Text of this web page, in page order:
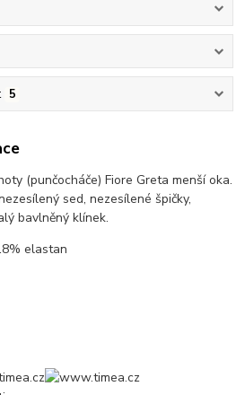
5
(punčocháče) Fiore Greta menší oka.
sed, nezesílené špičky,
bavlněný klínek.
elastan